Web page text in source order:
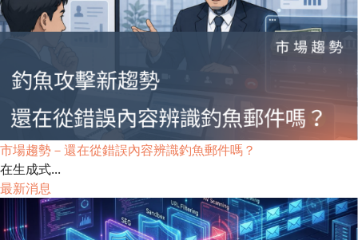
市場趨勢－還在從錯誤內容辨識釣魚郵件嗎？
在生成式...
最新消息